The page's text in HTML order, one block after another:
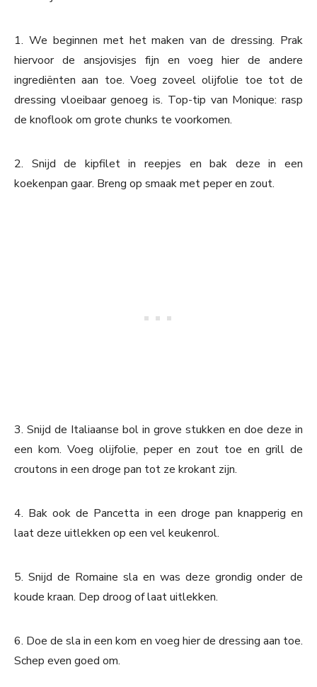
1. We beginnen met het maken van de dressing. Prak
hiervoor de ansjovisjes fijn en voeg hier de andere
ingrediënten aan toe. Voeg zoveel olijfolie toe tot de
dressing vloeibaar genoeg is. Top-tip van Monique: rasp
de knoflook om grote chunks te voorkomen.
2. Snijd de kipfilet in reepjes en bak deze in een
koekenpan gaar. Breng op smaak met peper en zout.
3. Snijd de Italiaanse bol in grove stukken en doe deze in
een kom. Voeg olijfolie, peper en zout toe en grill de
croutons in een droge pan tot ze krokant zijn.
4. Bak ook de Pancetta in een droge pan knapperig en
laat deze uitlekken op een vel keukenrol.
5. Snijd de Romaine sla en was deze grondig onder de
koude kraan. Dep droog of laat uitlekken.
6. Doe de sla in een kom en voeg hier de dressing aan toe.
Schep even goed om.